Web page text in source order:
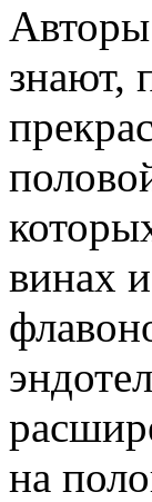
Авторы
знают,
винах
на